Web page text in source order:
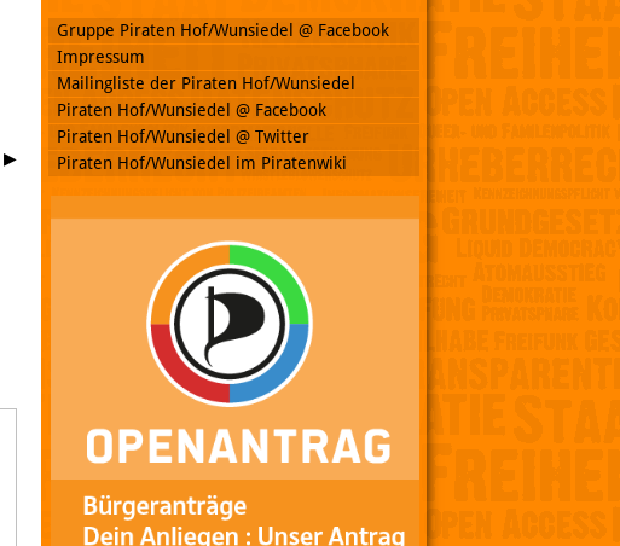
▶
Gruppe Piraten Hof/Wunsiedel @ Facebook
Impressum
Mailingliste der Piraten Hof/Wunsiedel
Piraten Hof/Wunsiedel @ Facebook
Piraten Hof/Wunsiedel @ Twitter
Piraten Hof/Wunsiedel im Piratenwiki